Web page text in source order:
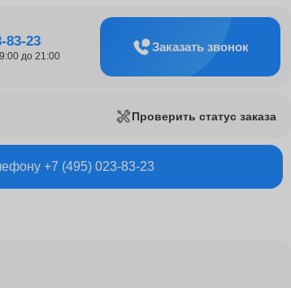
83-23
до 21:00
Заказать звонок
Проверить статус заказа
+7 (495) 023-83-23